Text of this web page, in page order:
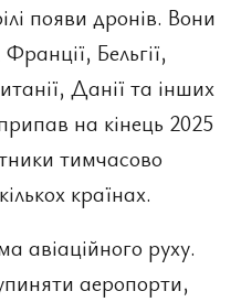
появи дронів. Вони
Бельгії,
Данії та інших
на кінець 2025
тимчасово
країнах.
авіаційного руху.
аеропорти,